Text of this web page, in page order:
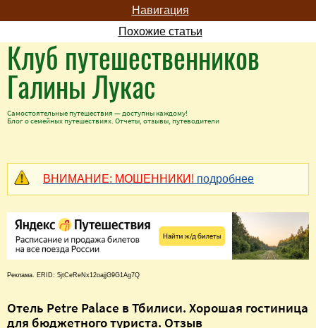
Навигация
Похожие статьи
Клуб путешественников
Галины Лукас
Самостоятельные путешествия — доступны каждому!
Блог о семейных путешествиях. Отчеты, отзывы, путеводители
ВНИМАНИЕ: МОШЕННИКИ! подробнее
Реклама. ERID: 5jtCeReNx12oajjG9G1Ag7Q
Отель Petre Palace в Тбилиси. Хорошая гостиница
для бюджетного туриста. Отзыв